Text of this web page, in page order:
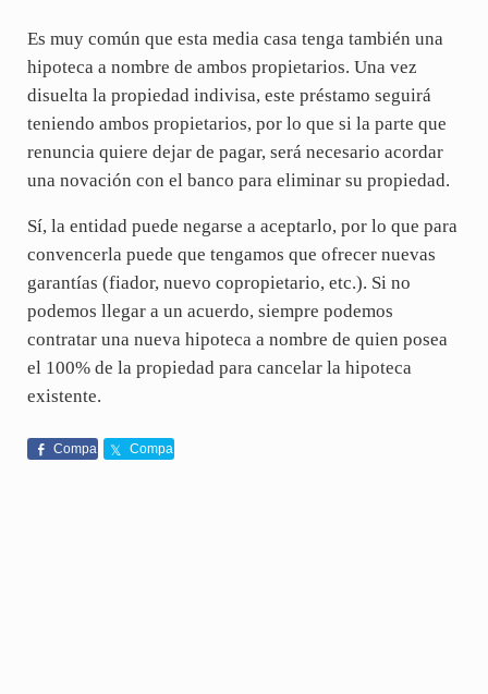
Es muy común que esta media casa tenga también una
hipoteca a nombre de ambos propietarios. Una vez
disuelta la propiedad indivisa, este préstamo seguirá
teniendo ambos propietarios, por lo que si la parte que
renuncia quiere dejar de pagar, será necesario acordar
una novación con el banco para eliminar su propiedad.
Sí, la entidad puede negarse a aceptarlo, por lo que para
convencerla puede que tengamos que ofrecer nuevas
garantías (fiador, nuevo copropietario, etc.). Si no
podemos llegar a un acuerdo, siempre podemos
contratar una nueva hipoteca a nombre de quien posea
el 100% de la propiedad para cancelar la hipoteca
existente.
Compa
Compa